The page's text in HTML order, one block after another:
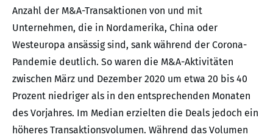
Anzahl der M&A-Transaktionen von und mit
Unternehmen, die in Nordamerika, China oder
Westeuropa ansässig sind, sank während der Corona-
Pandemie deutlich. So waren die M&A-Aktivitäten
zwischen März und Dezember 2020 um etwa 20 bis 40
Prozent niedriger als in den entsprechenden Monaten
des Vorjahres. Im Median erzielten die Deals jedoch ein
höheres Transaktionsvolumen. Während das Volumen